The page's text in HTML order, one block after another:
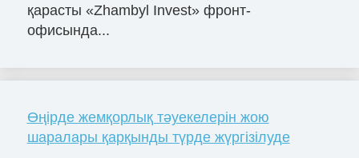
қарасты «Zhambyl Invest» фронт-
офисында...
Өңірде жемқорлық тәуекелерін жою
шаралары қарқынды түрде жүргізілуде